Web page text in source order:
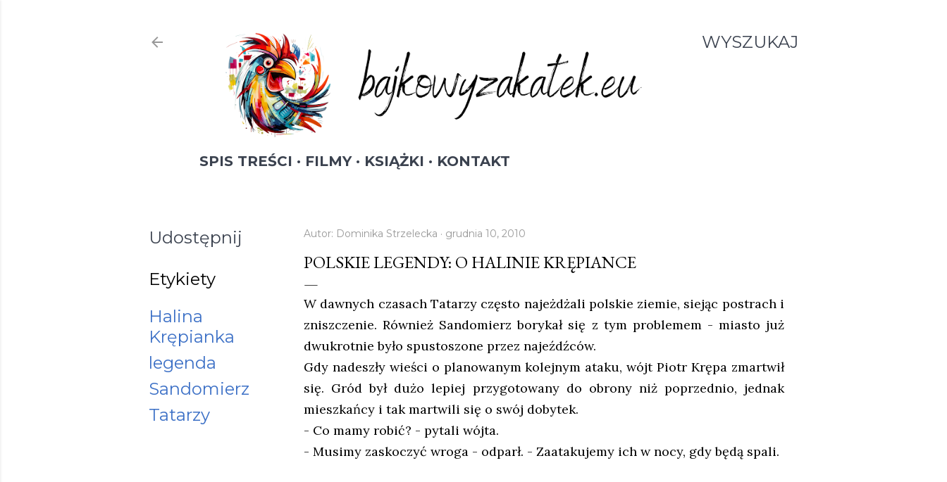
WYSZUKAJ
SPIS TREŚCI FILMY KSIĄŻKI KONTAKT
Udostępnij
Etykiety
Halina
Krępianka
legenda
Sandomierz
Tatarzy
Autor: Dominika Strzelecka grudnia 10, 2010
POLSKIE LEGENDY: O HALINIE KRĘPIANCE
W dawnych czasach Tatarzy często najeżdżali polskie ziemie, siejąc postrach i
zniszczenie. Również Sandomierz borykał się z tym problemem - miasto już
dwukrotnie było spustoszone przez najeźdźców.
Gdy nadeszły wieści o planowanym kolejnym ataku, wójt Piotr Krępa zmartwił
się. Gród był dużo lepiej przygotowany do obrony niż poprzednio, jednak
mieszkańcy i tak martwili się o swój dobytek.
- Co mamy robić? - pytali wójta.
- Musimy zaskoczyć wroga - odparł. - Zaatakujemy ich w nocy, gdy będą spali.